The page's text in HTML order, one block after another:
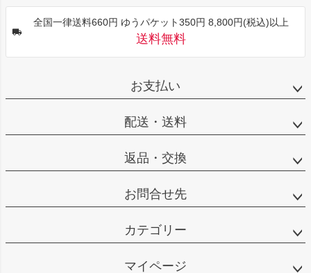
全国一律送料660円 ゆうパケット350円 8,800円(税込)以上
送料無料
お支払い
配送・送料
返品・交換
お問合せ先
カテゴリー
マイページ